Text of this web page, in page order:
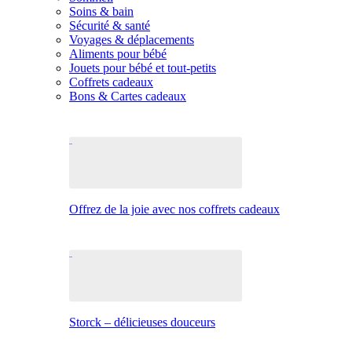
Soins & bain
Sécurité & santé
Voyages & déplacements
Aliments pour bébé
Jouets pour bébé et tout-petits
Coffrets cadeaux
Bons & Cartes cadeaux
Offrez de la joie avec nos coffrets cadeaux
Storck – délicieuses douceurs